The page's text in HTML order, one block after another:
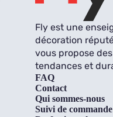
Fly est une
décoration
vous propose
tendances et
FAQ
Contact
Qui sommes-nous
Suivi de commande